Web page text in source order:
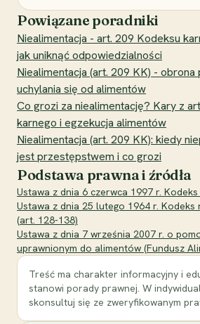
Powiązane poradniki
Niealimentacja - art. 209 Kodeksu
jak uniknąć odpowiedzialności
Niealimentacja (art. 209 KK) -
uchylania się od alimentów
Co grozi za niealimentację? Kary z
karnego i egzekucja alimentów
Niealimentacja (art. 209 KK): kiedy
jest przestępstwem i co grozi
Podstawa prawna i źródła
Ustawa z dnia 6 czerwca 1997 r.
Ustawa z dnia 25 lutego 1964 r.
(art. 128-138)
Ustawa z dnia 7 września 2007 r. o
uprawnionym do alimentów (Fundusz
Treść ma charakter informacyjny i
stanowi porady prawnej. W
skonsultuj się ze zweryfikowanym